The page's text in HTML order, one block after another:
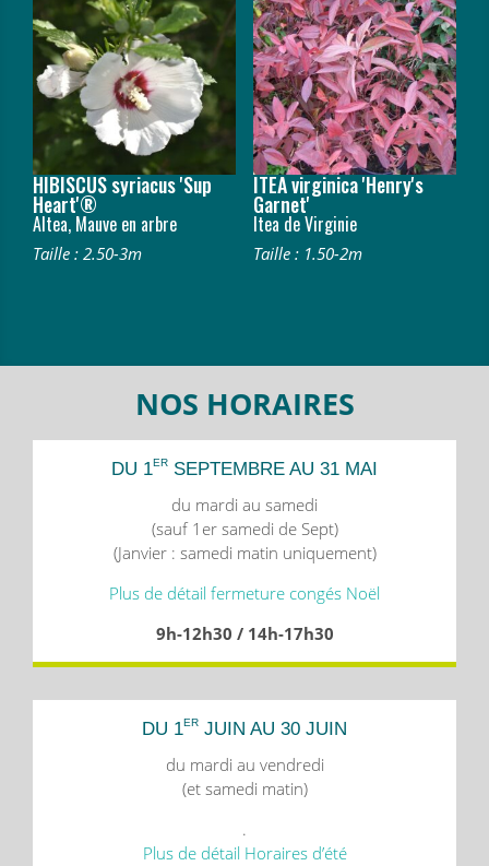
HIBISCUS syriacus 'Sup
Heart'®
Altea, Mauve en arbre
Taille : 2.50-3m
ITEA virginica 'Henry's
Garnet'
Itea de Virginie
Taille : 1.50-2m
NOS HORAIRES
DU 1ER SEPTEMBRE AU 31 MAI
du mardi au samedi
(sauf 1er samedi de Sept)
(Janvier : samedi matin uniquement)
Plus de détail fermeture congés Noël
9h-12h30 / 14h-17h30
DU 1ER JUIN AU 30 JUIN
du mardi au vendredi
(et samedi matin)
.
Plus de détail Horaires d’été